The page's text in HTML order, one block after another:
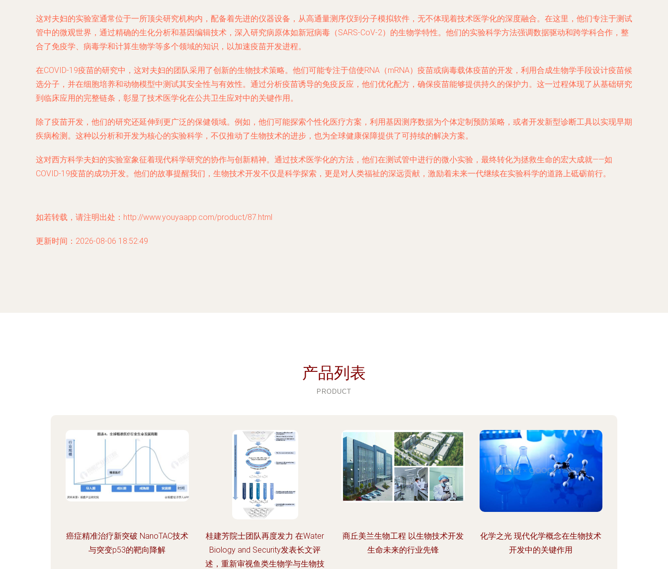
这对夫妇的实验室通常位于一所顶尖研究机构内，配备着先进的仪器设备，从高通量测序仪到分子模拟软件，无不体现着技术医学化的深度融合。在这里，他们专注于测试
管中的微观世界，通过精确的生化分析和基因编辑技术，深入研究病原体如新冠病毒（SARS-CoV-2）的生物学特性。他们的实验科学方法强调数据驱动和跨学科合作，整
合了免疫学、病毒学和计算生物学等多个领域的知识，以加速疫苗开发进程。
在COVID-19疫苗的研究中，这对夫妇的团队采用了创新的生物技术策略。他们可能专注于信使RNA（mRNA）疫苗或病毒载体疫苗的开发，利用合成生物学手段设计疫苗候
选分子，并在细胞培养和动物模型中测试其安全性与有效性。通过分析疫苗诱导的免疫反应，他们优化配方，确保疫苗能够提供持久的保护力。这一过程体现了从基础研究
到临床应用的完整链条，彰显了技术医学化在公共卫生应对中的关键作用。
除了疫苗开发，他们的研究还延伸到更广泛的保健领域。例如，他们可能探索个性化医疗方案，利用基因测序数据为个体定制预防策略，或者开发新型诊断工具以实现早期
疾病检测。这种以分析和开发为核心的实验科学，不仅推动了生物技术的进步，也为全球健康保障提供了可持续的解决方案。
这对西方科学夫妇的实验室象征着现代科学研究的协作与创新精神。通过技术医学化的方法，他们在测试管中进行的微小实验，最终转化为拯救生命的宏大成就——如
COVID-19疫苗的成功开发。他们的故事提醒我们，生物技术开发不仅是科学探索，更是对人类福祉的深远贡献，激励着未来一代继续在实验科学的道路上砥砺前行。
如若转载，请注明出处：http://www.youyaapp.com/product/87.html
更新时间：2026-08-06 18:52:49
产品列表
PRODUCT
癌症精准治疗新突破 NanoTAC技术
与突变p53的靶向降解
桂建芳院士团队再度发力 在Water
Biology and Security发表长文评
述，重新审视鱼类生物学与生物技
商丘美兰生物工程 以生物技术开发
生命未来的行业先锋
化学之光 现代化学概念在生物技术
开发中的关键作用